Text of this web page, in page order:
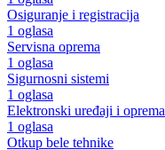
Osiguranje i registracija
1 oglasa
Servisna oprema
1 oglasa
Sigurnosni sistemi
1 oglasa
Elektronski uređaji i oprema
1 oglasa
Otkup bele tehnike